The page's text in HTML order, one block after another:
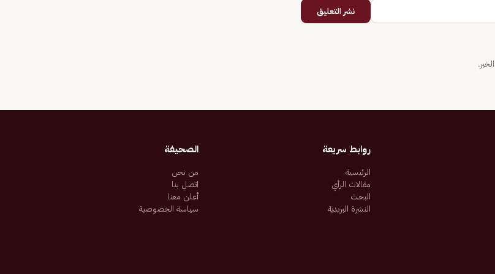
نشر التعليق
روابط سريعة
الرئيسية
مقالات الرأي
البحث
النشرة البريدية
الصحيفة
من نحن
اتصل بنا
أعلن معنا
سياسة الخصوصية